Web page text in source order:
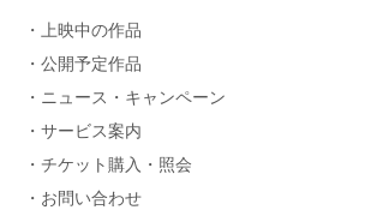
上映中の作品
公開予定作品
ニュース・キャンペーン
サービス案内
チケット購入・照会
お問い合わせ